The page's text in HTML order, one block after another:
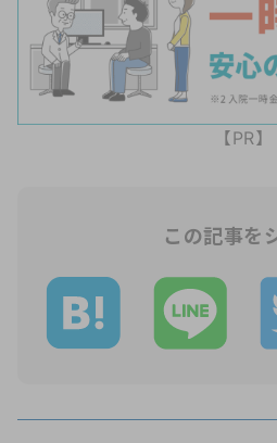
【PR】
この記事を